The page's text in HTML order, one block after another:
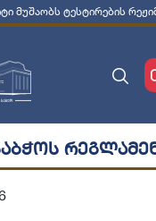
მუშაობს ტესტირების